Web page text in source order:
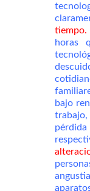
tiempo.
horas
bajo